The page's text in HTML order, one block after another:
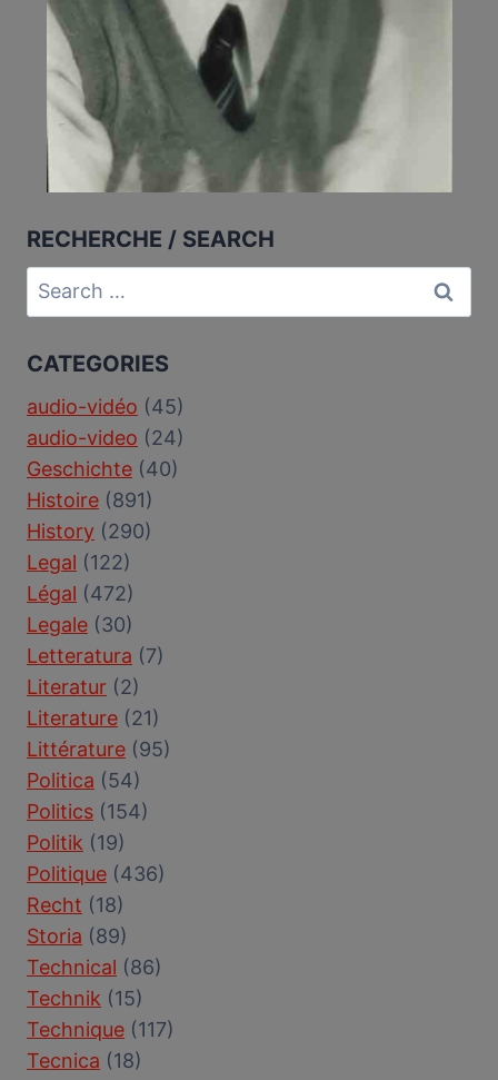
RECHERCHE / SEARCH
Search
for:
CATEGORIES
audio-vidéo (45)
audio-video (24)
Geschichte (40)
Histoire (891)
History (290)
Legal (122)
Légal (472)
Legale (30)
Letteratura (7)
Literatur (2)
Literature (21)
Littérature (95)
Politica (54)
Politics (154)
Politik (19)
Politique (436)
Recht (18)
Storia (89)
Technical (86)
Technik (15)
Technique (117)
Tecnica (18)